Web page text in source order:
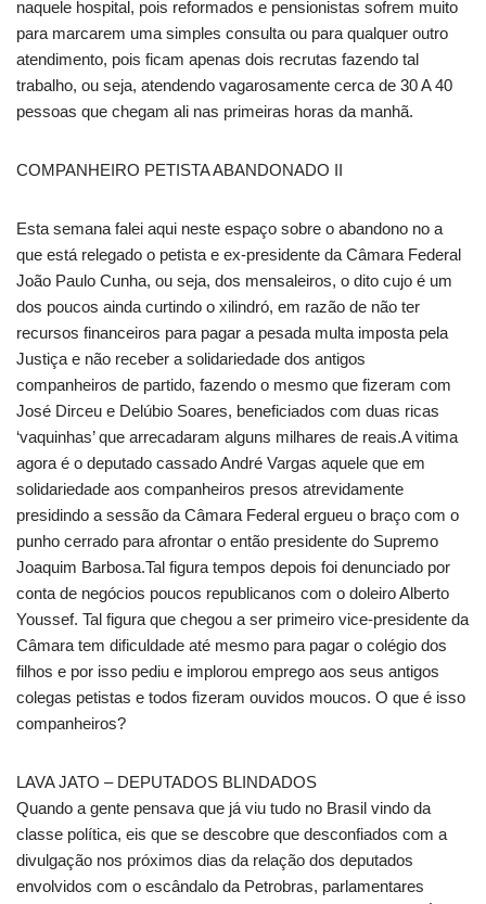
naquele hospital, pois reformados e pensionistas sofrem muito
para marcarem uma simples consulta ou para qualquer outro
atendimento, pois ficam apenas dois recrutas fazendo tal
trabalho, ou seja, atendendo vagarosamente cerca de 30 A 40
pessoas que chegam ali nas primeiras horas da manhã.
COMPANHEIRO PETISTA ABANDONADO II
Esta semana falei aqui neste espaço sobre o abandono no a
que está relegado o petista e ex-presidente da Câmara Federal
João Paulo Cunha, ou seja, dos mensaleiros, o dito cujo é um
dos poucos ainda curtindo o xilindró, em razão de não ter
recursos financeiros para pagar a pesada multa imposta pela
Justiça e não receber a solidariedade dos antigos
companheiros de partido, fazendo o mesmo que fizeram com
José Dirceu e Delúbio Soares, beneficiados com duas ricas
‘vaquinhas’ que arrecadaram alguns milhares de reais.A vitima
agora é o deputado cassado André Vargas aquele que em
solidariedade aos companheiros presos atrevidamente
presidindo a sessão da Câmara Federal ergueu o braço com o
punho cerrado para afrontar o então presidente do Supremo
Joaquim Barbosa.Tal figura tempos depois foi denunciado por
conta de negócios poucos republicanos com o doleiro Alberto
Youssef. Tal figura que chegou a ser primeiro vice-presidente da
Câmara tem dificuldade até mesmo para pagar o colégio dos
filhos e por isso pediu e implorou emprego aos seus antigos
colegas petistas e todos fizeram ouvidos moucos. O que é isso
companheiros?
LAVA JATO – DEPUTADOS BLINDADOS
Quando a gente pensava que já viu tudo no Brasil vindo da
classe política, eis que se descobre que desconfiados com a
divulgação nos próximos dias da relação dos deputados
envolvidos com o escândalo da Petrobras, parlamentares